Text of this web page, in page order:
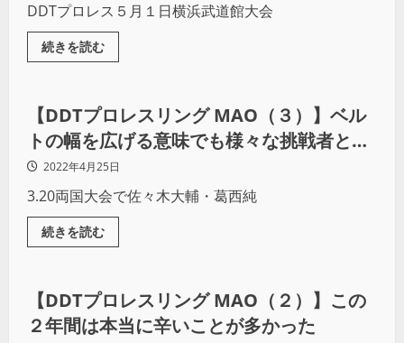
DDTプロレス５月１日横浜武道館大会
続きを読む
プロレス
【DDTプロレスリング MAO（３）】ベル
トの幅を広げる意味でも様々な挑戦者と戦
いたい￼￼
2022年4月25日
3.20両国大会で佐々木大輔・葛西純
続きを読む
プロレス
【DDTプロレスリング MAO（２）】この
２年間は本当に辛いことが多かった